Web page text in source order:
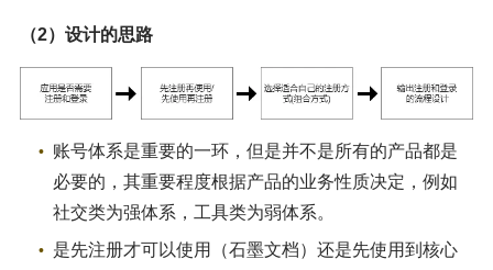
（2）设计的思路
账号体系是重要的一环，但是并不是所有的产品都是
必要的，其重要程度根据产品的业务性质决定，例如
社交类为强体系，工具类为弱体系。
是先注册才可以使用（石墨文档）还是先使用到核心